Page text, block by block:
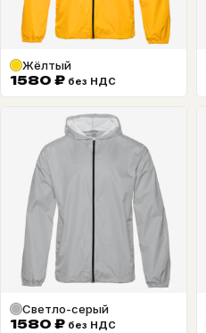
Жёлтый
1580 ₽ без НДС
Светло-серый
1580 ₽ без НДС